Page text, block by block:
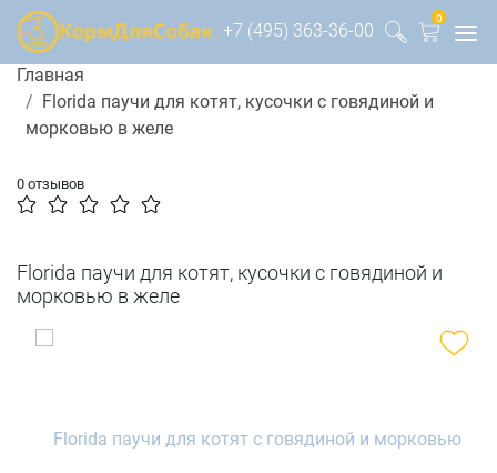
+7 (495) 363-36-00
0
Главная
Florida паучи для котят, кусочки с говядиной и
морковью в желе
0 отзывов
Florida паучи для котят, кусочки с говядиной и
морковью в желе